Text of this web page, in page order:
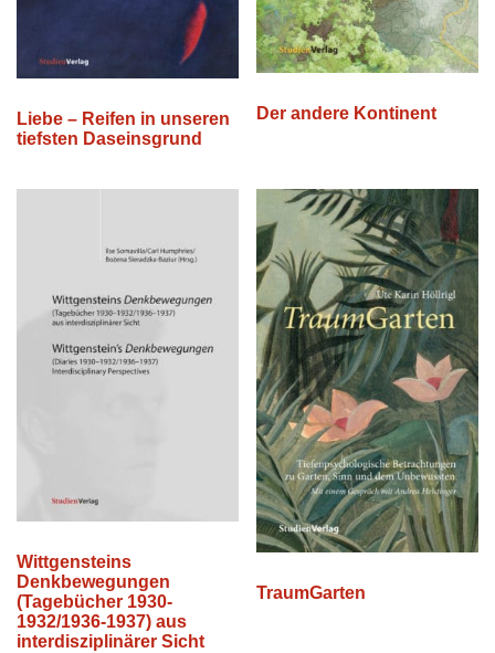
Liebe – Reifen in unseren
tiefsten Daseinsgrund
Der andere Kontinent
Wittgensteins
Denkbewegungen
(Tagebücher 1930-
1932/1936-1937) aus
interdisziplinärer Sicht
TraumGarten